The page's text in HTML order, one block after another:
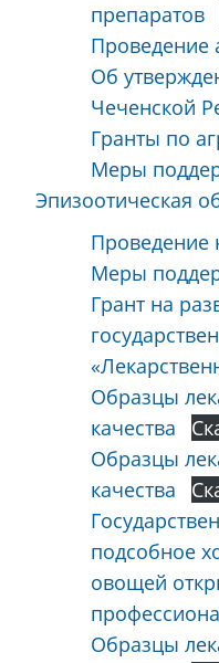
препаратов
Проведение
Об
Чеченской
Гранты по
Меры
Эпизоотическая
Проведение
Меры
Грант на
Образцы
качества
Образцы
качества
подсобное
овощей
Образцы